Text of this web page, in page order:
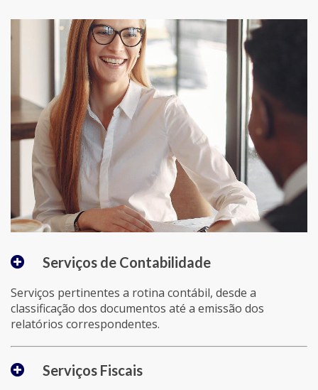
Serviços de Contabilidade
Serviços pertinentes a rotina contábil, desde a
classificação dos documentos até a emissão dos
relatórios correspondentes.
Serviços Fiscais